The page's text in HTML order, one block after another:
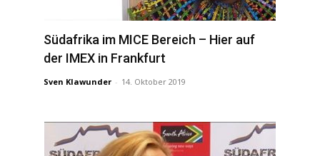
Südafrika im MICE Bereich – Hier auf
der IMEX in Frankfurt
Sven Klawunder - 14. Oktober 2019